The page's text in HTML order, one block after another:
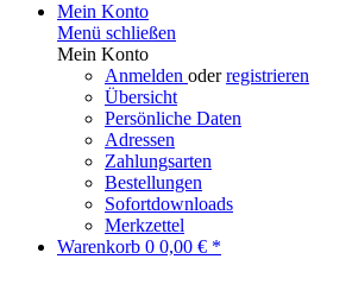
Mein Konto
Menü schließen
Mein Konto
Anmelden oderregistrieren
Übersicht
Persönliche Daten
Adressen
Zahlungsarten
Bestellungen
Sofortdownloads
Merkzettel
Warenkorb 0 0,00 € *